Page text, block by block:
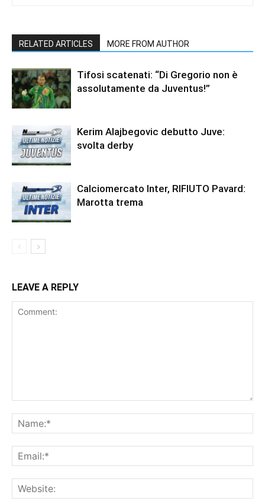
RELATED ARTICLES MORE FROM AUTHOR
Tifosi scatenati: “Di Gregorio non è
assolutamente da Juventus!”
Kerim Alajbegovic debutto Juve:
svolta derby
Calciomercato Inter, RIFIUTO Pavard:
Marotta trema
LEAVE A REPLY